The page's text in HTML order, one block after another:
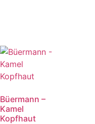
Büermann –
Kamel
Kopfhaut